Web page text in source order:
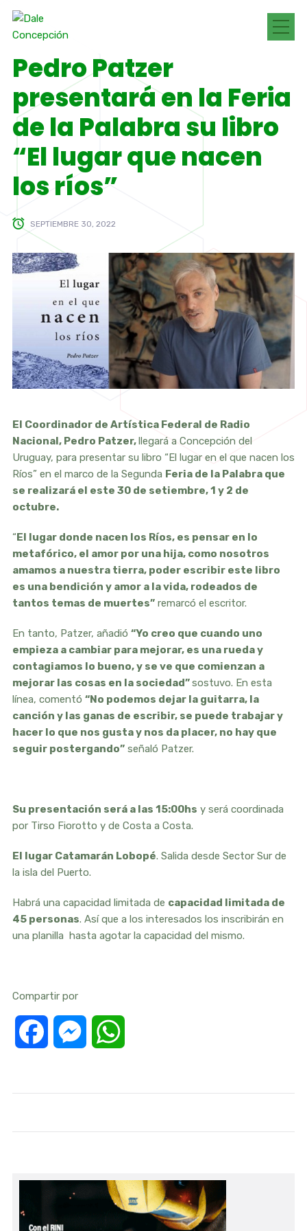
Pedro Patzer
presentará en la Feria
de la Palabra su libro
“El lugar que nacen
los ríos”
SEPTIEMBRE 30, 2022
El Coordinador de Artística Federal de Radio
Nacional, Pedro Patzer,llegará a Concepción del
Uruguay, para presentar su libro “El lugar en el que nacen los
Ríos” en el marco de la Segunda Feria de la Palabra que
se realizará el este 30 de setiembre, 1 y 2 de
octubre.
“El lugar donde nacen los Ríos, es pensar en lo
metafórico, el amor por una hija, como nosotros
amamos a nuestra tierra, poder escribir este libro
es una bendición y amor a la vida, rodeados de
tantos temas de muertes”remarcó el escritor.
En tanto, Patzer, añadió “Yo creo que cuando uno
empieza a cambiar para mejorar, es una rueda y
contagiamos lo bueno, y se ve que comienzan a
mejorar las cosas en la sociedad”sostuvo. En esta
línea, comentó “No podemos dejar la guitarra, la
canción y las ganas de escribir, se puede trabajar y
hacer lo que nos gusta y nos da placer, no hay que
seguir postergando”señaló Patzer.
Su presentación será a las 15:00hs y será coordinada
por Tirso Fiorotto y de Costa a Costa.
El lugar Catamarán Lobopé. Salida desde Sector Sur de
la isla del Puerto.
Habrá una capacidad limitada de capacidad limitada de
45 personas. Así que a los interesados los inscribirán en
una planilla hasta agotar la capacidad del mismo.
Compartir por
Facebook Messenger